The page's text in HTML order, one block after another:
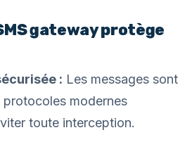
gateway protège
: Les messages sont
protocoles modernes
toute interception.